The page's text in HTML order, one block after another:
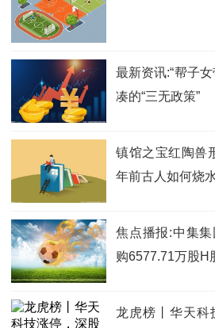
最新资讯:“帮子
凑的“三无政策”
镇馆之宝红陶兽
年前古人如何烧
焦点播报:中集集
购6577.71万股H
龙虎榜丨华天科